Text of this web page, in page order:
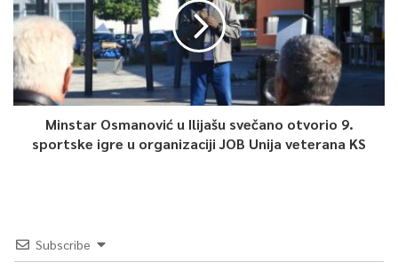
Minstar Osmanović u Ilijašu svečano otvorio 9.
sportske igre u organizaciji JOB Unija veterana KS
Subscribe